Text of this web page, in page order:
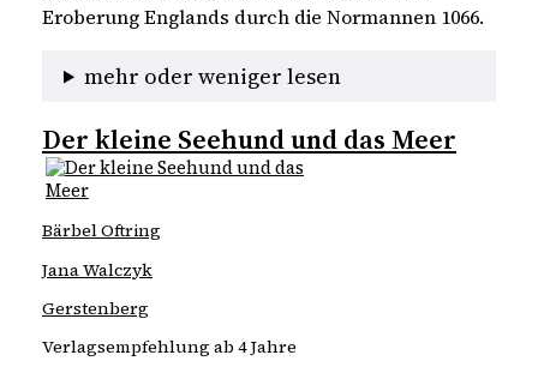
Eroberung Englands durch die Normannen 1066.
mehr oder weniger lesen
Der kleine Seehund und das Meer
Bärbel Oftring
Jana Walczyk
Gerstenberg
Verlagsempfehlung ab 4 Jahre